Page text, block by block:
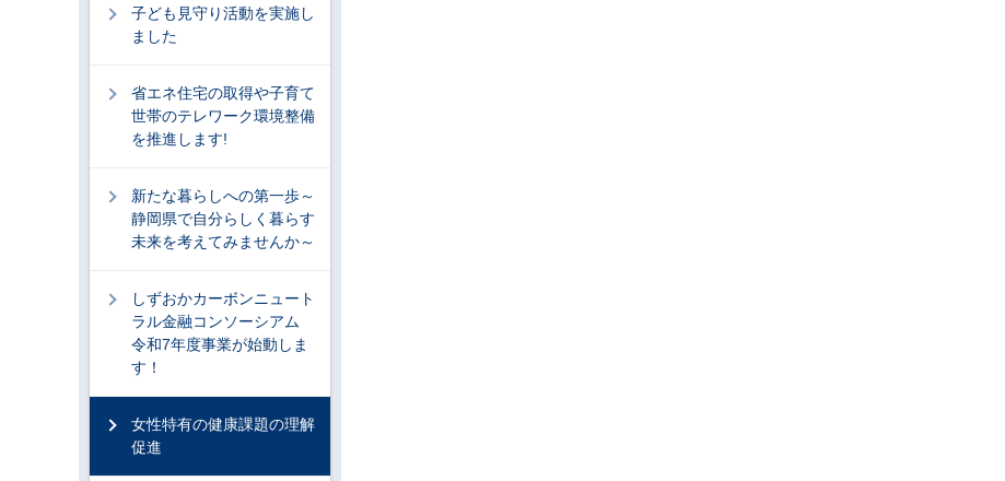
子ども見守り活動を実施し
ました
省エネ住宅の取得や子育て
世帯のテレワーク環境整備
を推進します!
新たな暮らしへの第一歩～
静岡県で自分らしく暮らす
未来を考えてみませんか～
しずおかカーボンニュート
ラル金融コンソーシアム
令和7年度事業が始動しま
す！
女性特有の健康課題の理解
促進